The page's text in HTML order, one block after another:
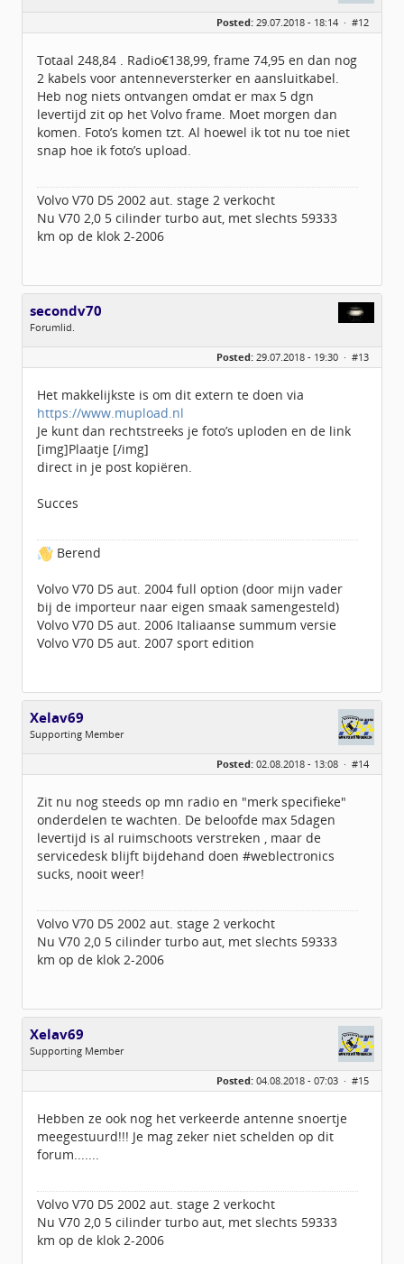
Leeftijd:
57
Geregistreerd:07 / 2018
Posted: 29.07.2018 - 18:14 · #12
Totaal 248,84 . Radio€138,99, frame 74,95 en dan nog
2 kabels voor antenneversterker en aansluitkabel.
Heb nog niets ontvangen omdat er max 5 dgn
levertijd zit op het Volvo frame. Moet morgen dan
komen. Foto’s komen tzt. Al hoewel ik tot nu toe niet
snap hoe ik foto’s upload.
Volvo V70 D5 2002 aut. stage 2 verkocht
Nu V70 2,0 5 cilinder turbo aut, met slechts 59333
km op de klok 2-2006
secondv70
Forumlid.
Geslacht:
Geregistreerd:06 / 2018
Posted: 29.07.2018 - 19:30 · #13
Het makkelijkste is om dit extern te doen via
https://www.mupload.nl
Je kunt dan rechtstreeks je foto’s uploden en de link
[img]Plaatje [/img]
direct in je post kopiëren.
Succes
Berend
Volvo V70 D5 aut. 2004 full option (door mijn vader
bij de importeur naar eigen smaak samengesteld)
Volvo V70 D5 aut. 2006 Italiaanse summum versie
Volvo V70 D5 aut. 2007 sport edition
Xelav69
Supporting Member
Leeftijd:
57
Geregistreerd: 07 / 2018
Posted: 02.08.2018 - 13:08 · #14
Zit nu nog steeds op mn radio en "merk specifieke"
onderdelen te wachten. De beloofde max 5dagen
levertijd is al ruimschoots verstreken , maar de
servicedesk blijft bijdehand doen #weblectronics
sucks, nooit weer!
Volvo V70 D5 2002 aut. stage 2 verkocht
Nu V70 2,0 5 cilinder turbo aut, met slechts 59333
km op de klok 2-2006
Xelav69
Supporting Member
Geslacht:
Leeftijd:
57
Geregistreerd: 07 / 2018
Posted: 04.08.2018 - 07:03 · #15
Hebben ze ook nog het verkeerde antenne snoertje
meegestuurd!!! Je mag zeker niet schelden op dit
forum.......
Volvo V70 D5 2002 aut. stage 2 verkocht
Nu V70 2,0 5 cilinder turbo aut, met slechts 59333
km op de klok 2-2006